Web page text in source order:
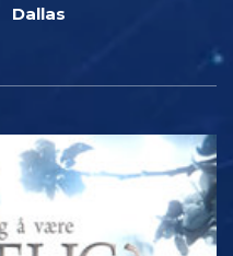
Dallas